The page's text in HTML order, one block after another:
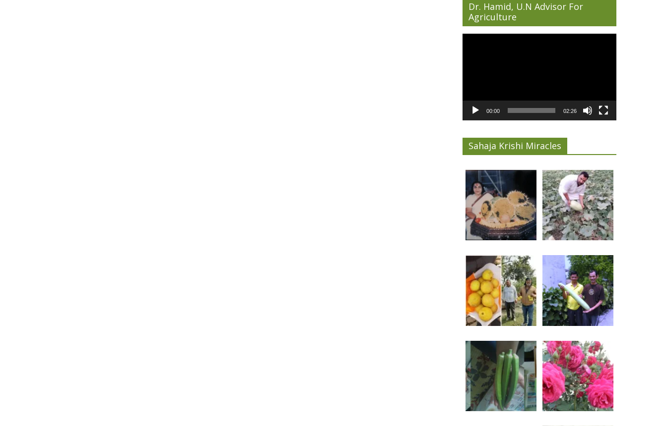
Dr. Hamid, U.N Advisor For
Agriculture
00:00 02:26
Sahaja Krishi Miracles